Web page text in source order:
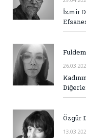
İzmir
Özgür